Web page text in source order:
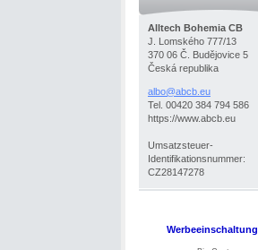
Alltech Bohemia CB
J. Lomského 777/13
370 06 Č. Budějovice 5
Česká republika
albo@abcb.eu
Tel. 00420 384 794 586
https://www.abcb.eu
Umsatzsteuer-
Identifikationsnummer:
CZ28147278
Werbeeinschaltung